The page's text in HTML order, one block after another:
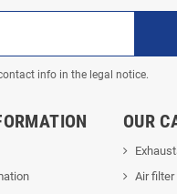
info in the legal notice.
OUR
Air filter